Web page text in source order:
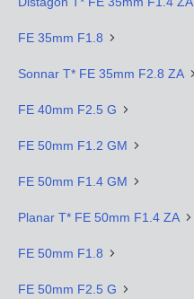
FE 35mm F1.8
Sonnar T* FE 35mm F2.8 ZA
FE 40mm F2.5 G
FE 50mm F1.2 GM
FE 50mm F1.4 GM
Planar T* FE 50mm F1.4 ZA
FE 50mm F1.8
FE 50mm F2.5 G